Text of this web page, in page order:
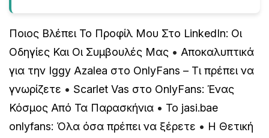
Ποιος Βλέπει Το Προφίλ Μου Στο LinkedIn: Οι
Οδηγίες Και Οι Συμβουλές Μας • Αποκαλυπτικά
για την Iggy Azalea στο OnlyFans – Τι πρέπει να
γνωρίζετε • Scarlet Vas στο OnlyFans: Ένας
Κόσμος Από Τα Παρασκήνια • Το jasi.bae
onlyfans: Όλα όσα πρέπει να ξέρετε • Η Θετική